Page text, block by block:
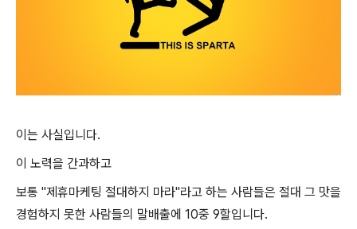
이는 사실입니다.
이 노력을 간과하고
보통 "제휴마케팅 절대하지 마라"라고 하는 사람들은 절대 그 맛을
경험하지 못한 사람들의 말배출에 10중 9할입니다.